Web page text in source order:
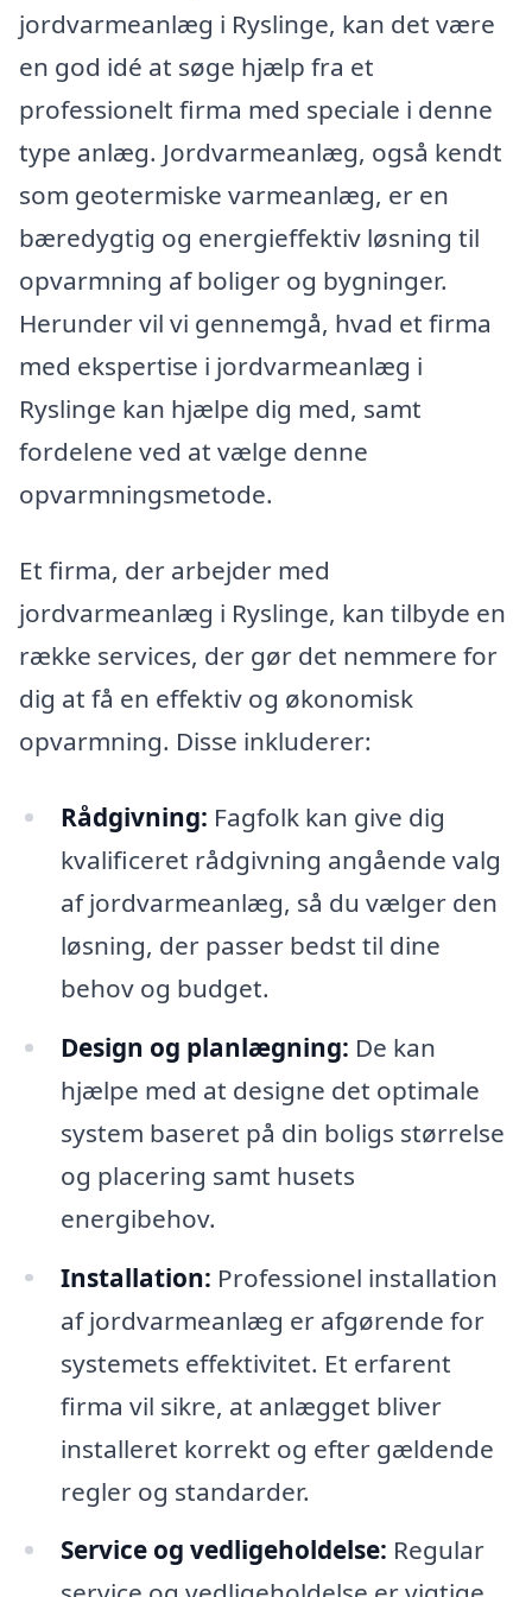
jordvarmeanlæg i Ryslinge, kan det være
en god idé at søge hjælp fra et
professionelt firma med speciale i denne
type anlæg. Jordvarmeanlæg, også kendt
som geotermiske varmeanlæg, er en
bæredygtig og energieffektiv løsning til
opvarmning af boliger og bygninger.
Herunder vil vi gennemgå, hvad et firma
med ekspertise i jordvarmeanlæg i
Ryslinge kan hjælpe dig med, samt
fordelene ved at vælge denne
opvarmningsmetode.
Et firma, der arbejder med
jordvarmeanlæg i Ryslinge, kan tilbyde en
række services, der gør det nemmere for
dig at få en effektiv og økonomisk
opvarmning. Disse inkluderer:
Rådgivning: Fagfolk kan give dig
kvalificeret rådgivning angående valg
af jordvarmeanlæg, så du vælger den
løsning, der passer bedst til dine
behov og budget.
Design og planlægning: De kan
hjælpe med at designe det optimale
system baseret på din boligs størrelse
og placering samt husets
energibehov.
Installation: Professionel installation
af jordvarmeanlæg er afgørende for
systemets effektivitet. Et erfarent
firma vil sikre, at anlægget bliver
installeret korrekt og efter gældende
regler og standarder.
Service og vedligeholdelse: Regular